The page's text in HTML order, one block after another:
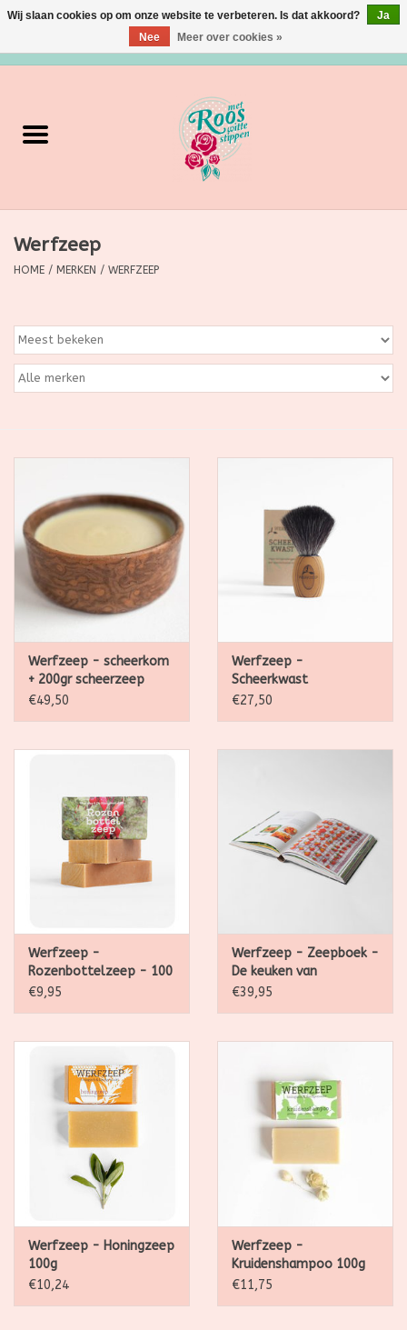
Verzorging
Grimeermateriaal
Huishoudartikelen
Ditjes & Datjes
Kadootjes
Belgisch
Workshops
Werfzeep
HOME / MERKEN / WERFZEEP
Werfzeep - scheerkom
+ 200gr scheerzeep
€49,50
Werfzeep -
Scheerkwast
€27,50
Werfzeep -
Rozenbottelzeep - 100
g
€9,95
Werfzeep - Zeepboek -
De keuken van
Werfzeep
€39,95
Werfzeep - Honingzeep
100g
€10,24
Werfzeep -
Kruidenshampoo 100g
€11,75
Wij slaan cookies op om onze website te verbeteren. Is dat akkoord?
Ja
Nee
Meer over cookies »